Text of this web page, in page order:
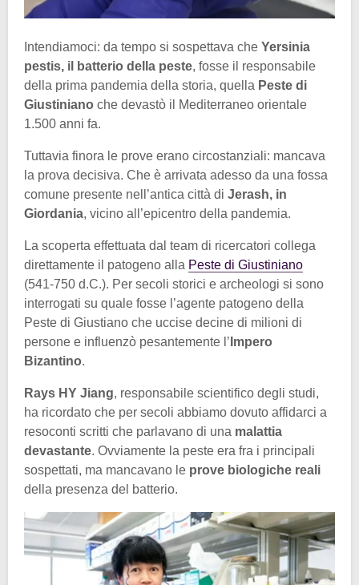
Intendiamoci: da tempo si sospettava che Yersinia
pestis, il batterio della peste, fosse il responsabile
della prima pandemia della storia, quella Peste di
Giustiniano che devastò il Mediterraneo orientale
1.500 anni fa.
Tuttavia finora le prove erano circostanziali: mancava
la prova decisiva. Che è arrivata adesso da una fossa
comune presente nell’antica città di Jerash, in
Giordania, vicino all’epicentro della pandemia.
La scoperta effettuata dal team di ricercatori collega
direttamente il patogeno alla Peste di Giustiniano
(541-750 d.C.). Per secoli storici e archeologi si sono
interrogati su quale fosse l’agente patogeno della
Peste di Giustiano che uccise decine di milioni di
persone e influenzò pesantemente l’ Impero
Bizantino.
Rays HY Jiang, responsabile scientifico degli studi,
ha ricordato che per secoli abbiamo dovuto affidarci a
resoconti scritti che parlavano di una malattia
devastante. Ovviamente la peste era fra i principali
sospettati, ma mancavano le prove biologiche reali
della presenza del batterio.